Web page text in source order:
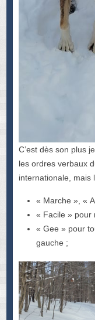
C’est dès son plus
les ordres verbaux
internationale, mais
« Marche », «
« Facile » pour
« Gee » pour
gauche ;